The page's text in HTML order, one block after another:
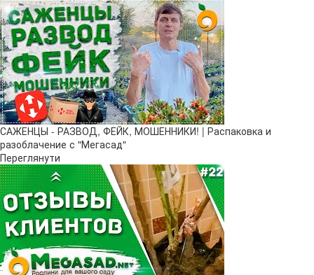
САЖЕНЦЫ - РАЗВОД, ФЕЙК, МОШЕННИКИ! | Распаковка и
разоблачение с "Мегасад"
Переглянути